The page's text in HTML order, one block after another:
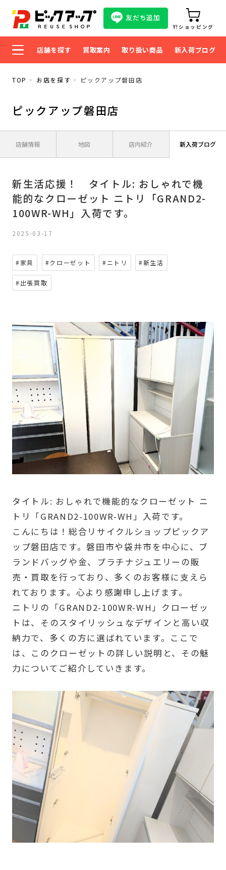
友だち追加
Y!ショッピング
店舗を探す 買取案内 取り扱い商品 新入荷ブログ
TOP お店を探す ピックアップ磐田店
ピックアップ磐田店
店舗情報 地図 店内紹介 新入荷ブログ
新生活応援！ タイトル: おしゃれで機
能的なクローゼット ニトリ「GRAND2-
100WR-WH」入荷です。
2025-03-17
#家具 #クローゼット #ニトリ #新生活
#出張買取
タイトル: おしゃれで機能的なクローゼット ニ
トリ「GRAND2-100WR-WH」入荷です。
こんにちは！総合リサイクルショップピックア
ップ磐田店です。磐田市や袋井市を中心に、ブ
ランドバッグや金、プラチナジュエリーの販
売・買取を行っており、多くのお客様に支えら
れております。心より感謝申し上げます。
ニトリの「GRAND2-100WR-WH」クローゼッ
トは、そのスタイリッシュなデザインと高い収
納力で、多くの方に選ばれています。ここで
は、このクローゼットの詳しい説明と、その魅
力についてご紹介していきます。